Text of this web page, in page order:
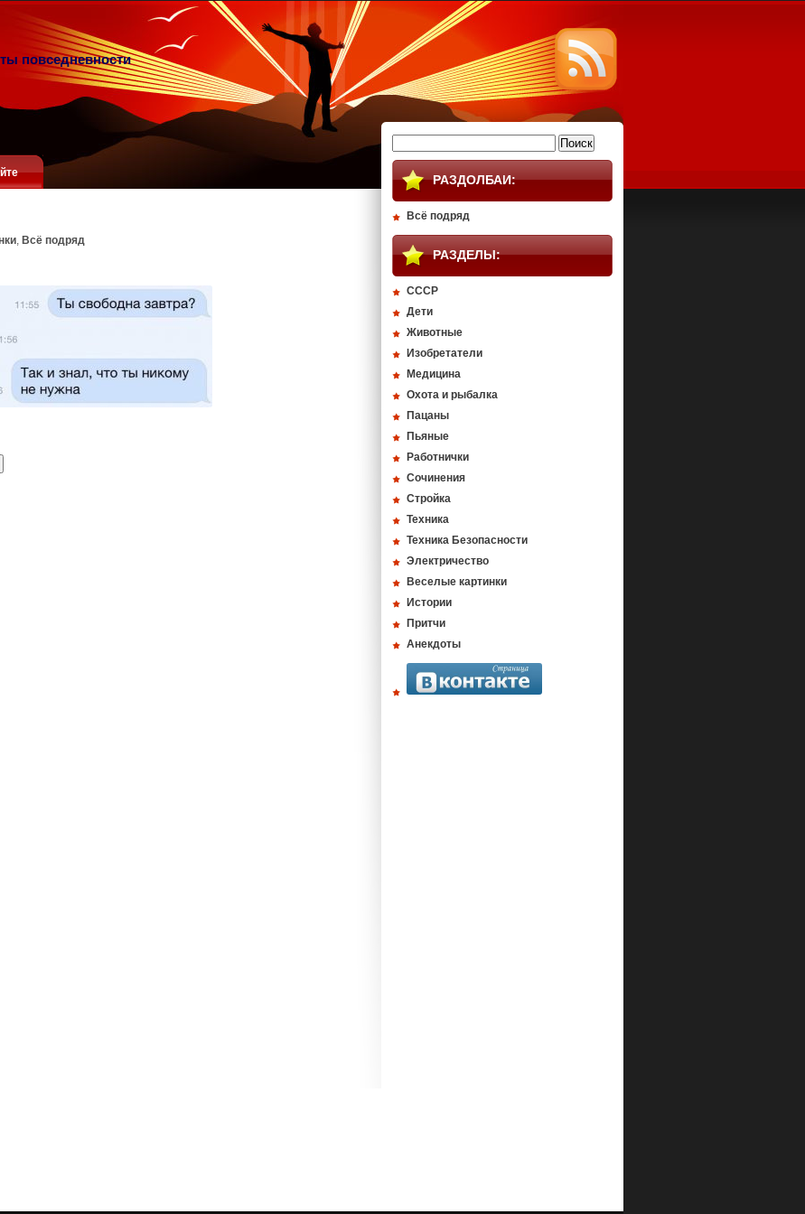
повседневности
, Всё подряд
РАЗДОЛБАИ:
Всё подряд
РАЗДЕЛЫ:
СССР
Дети
Животные
Изобретатели
Медицина
Охота и рыбалка
Пацаны
Пьяные
Работнички
Сочинения
Стройка
Техника
Техника Безопасности
Электричество
Веселые картинки
Истории
Притчи
Анекдоты